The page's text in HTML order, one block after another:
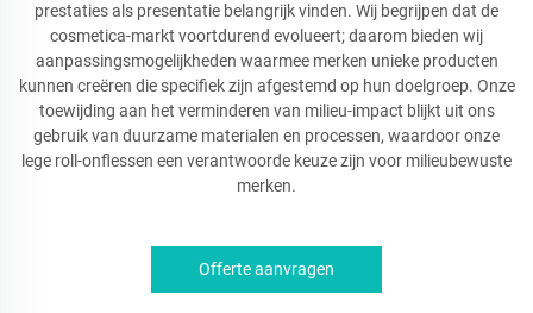
prestaties als presentatie belangrijk vinden. Wij begrijpen dat de
cosmetica-markt voortdurend evolueert; daarom bieden wij
aanpassingsmogelijkheden waarmee merken unieke producten
kunnen creëren die specifiek zijn afgestemd op hun doelgroep. Onze
toewijding aan het verminderen van milieu-impact blijkt uit ons
gebruik van duurzame materialen en processen, waardoor onze
lege roll-onflessen een verantwoorde keuze zijn voor milieubewuste
merken.
Offerte aanvragen